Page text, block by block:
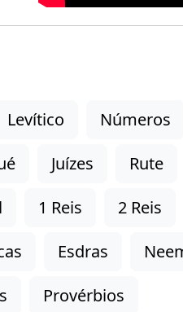
Levítico
Números
Juízes
Rute
1 Reis
2 Reis
Esdras
Provérbios